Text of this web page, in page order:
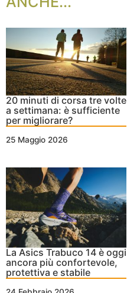
20 minuti di corsa tre volte
a settimana: è sufficiente
per migliorare?
25 Maggio 2026
La Asics Trabuco 14 è oggi
ancora più confortevole,
protettiva e stabile